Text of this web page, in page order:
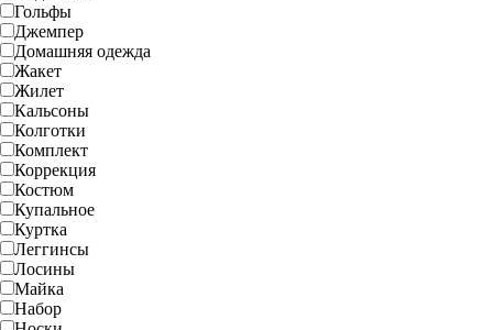
Гольфы
Джемпер
Домашняя одежда
Жакет
Жилет
Кальсоны
Колготки
Комплект
Коррекция
Костюм
Купальное
Куртка
Леггинсы
Лосины
Майка
Набор